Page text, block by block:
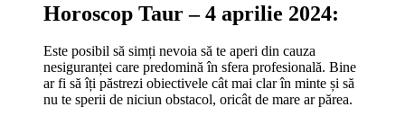
Horoscop Taur – 4 aprilie 2024:
Este posibil să simți nevoia să te aperi din cauza
nesiguranței care predomină în sfera profesională. Bine
ar fi să îți păstrezi obiectivele cât mai clar în minte și să
nu te sperii de niciun obstacol, oricât de mare ar părea.